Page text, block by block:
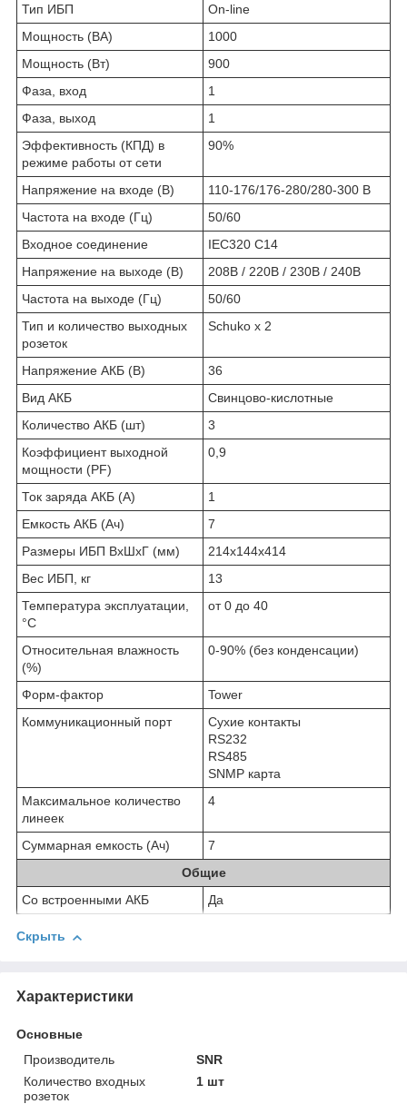
Тип ИБП
On-line
Мощность (ВА)
1000
Мощность (Вт)
900
Фаза, вход
1
Фаза, выход
1
Эффективность (КПД) в
режиме работы от сети
90%
Напряжение на входе (В)
110-176/176-280/280-300 В
Частота на входе (Гц)
50/60
Входное соединение
IEC320 C14
Напряжение на выходе (В)
208В / 220В / 230В / 240В
Частота на выходе (Гц)
50/60
Тип и количество выходных
розеток
Schuko x 2
Напряжение АКБ (В)
36
Вид АКБ
Свинцово-кислотные
Количество АКБ (шт)
3
Коэффициент выходной
мощности (PF)
0,9
Ток заряда АКБ (А)
1
Емкость АКБ (Ач)
7
Размеры ИБП ВхШхГ (мм)
214х144х414
Вес ИБП, кг
13
Температура эксплуатации,
°C
от 0 до 40
Относительная влажность
(%)
0-90% (без конденсации)
Форм-фактор
Tower
Коммуникационный порт
Сухие контакты
RS232
RS485
SNMP карта
Максимальное количество
линеек
4
Суммарная емкость (Ач)
7
Общие
Со встроенными АКБ
Да
Скрыть
Характеристики
Основные
Производитель
SNR
Количество входных
розеток
1 шт